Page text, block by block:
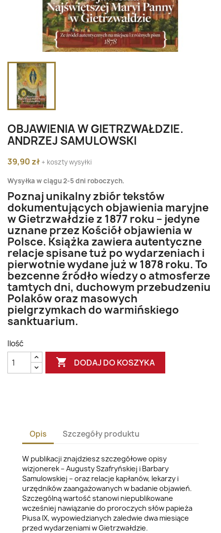
OBJAWIENIA W GIETRZWAŁDZIE.
ANDRZEJ SAMULOWSKI
39,90 zł + koszty wysyłki
Wysyłka w ciągu 2-5 dni roboczych.
Poznaj unikalny zbiór tekstów
dokumentujących objawienia maryjne
w Gietrzwałdzie z 1877 roku – jedyne
uznane przez Kościół objawienia w
Polsce. Książka zawiera autentyczne
relacje spisane tuż po wydarzeniach i
pierwotnie wydane już w 1878 roku. To
bezcenne źródło wiedzy o atmosferze
tamtych dni, duchowym przebudzeniu
Polaków oraz masowych
pielgrzymkach do warmińskiego
sanktuarium.
Ilość
 DODAJ DO KOSZYKA
Opis Szczegóły produktu
W publikacji znajdziesz szczegółowe opisy
wizjonerek – Augusty Szafryńskiej i Barbary
Samulowskiej – oraz relacje kapłanów, lekarzy i
urzędników zaangażowanych w badanie objawień.
Szczególną wartość stanowi niepublikowane
wcześniej nawiązanie do proroczych słów papieża
Piusa IX, wypowiedzianych zaledwie dwa miesiące
przed wydarzeniami w Gietrzwałdzie.